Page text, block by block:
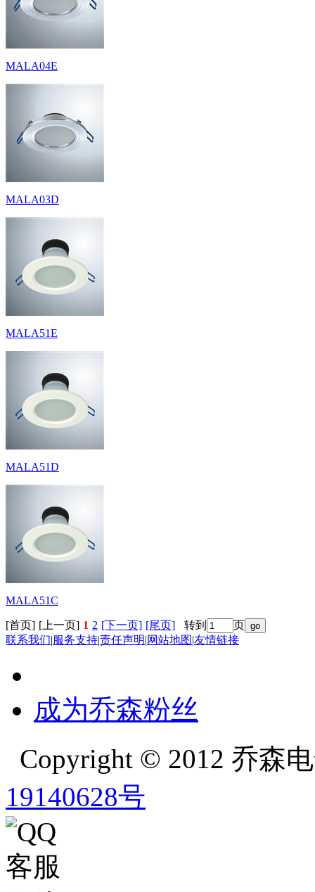
MALA04E
MALA03D
MALA51E
MALA51D
MALA51C
[首页] [上一页] 1 2 [下一页] [尾页] 转到
页
联系我们|服务支持|责任声明|网站地图|友情链接
成为乔森粉丝
Copyright © 2012 乔
19140628号